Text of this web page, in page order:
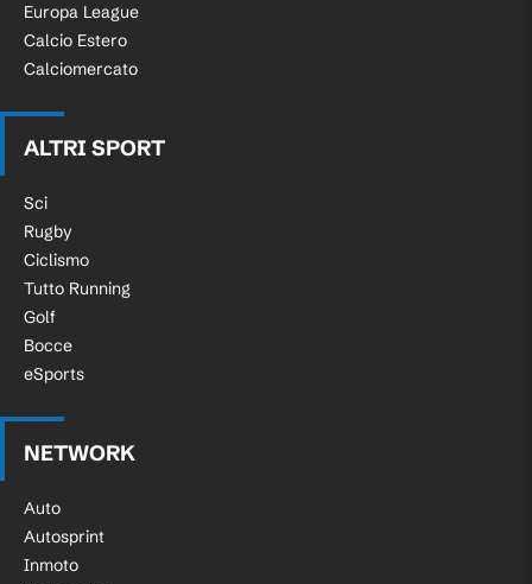
Europa League
Calcio Estero
Calciomercato
ALTRI SPORT
Sci
Rugby
Ciclismo
Tutto Running
Golf
Bocce
eSports
NETWORK
Auto
Autosprint
Inmoto